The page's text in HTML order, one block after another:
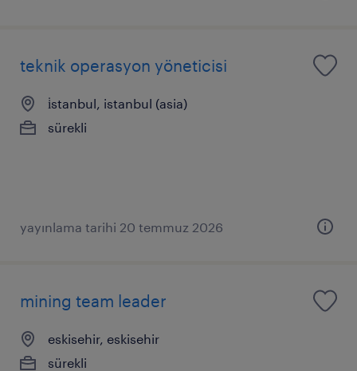
teknik operasyon yöneticisi
i̇stanbul, istanbul (asia)
sürekli
yayınlama tarihi 20 temmuz 2026
mining team leader
eskisehir, eskisehir
sürekli